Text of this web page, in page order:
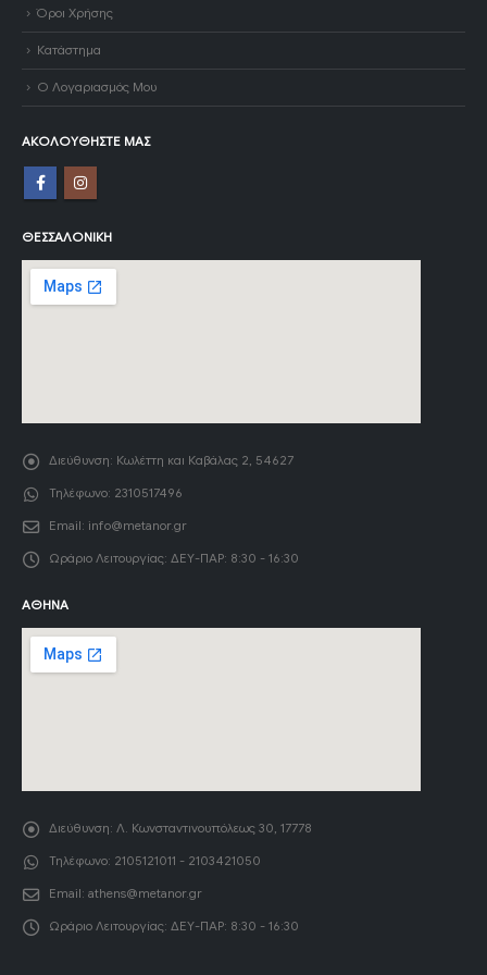
Όροι Χρήσης
Κατάστημα
Ο Λογαριασμός Μου
ΑΚΟΛΟΥΘΉΣΤΕ ΜΑΣ
ΘΕΣΣΑΛΟΝΊΚΗ
Διεύθυνση: Κωλέττη και Καβάλας 2, 54627
Τηλέφωνο: 2310517496
Email: info@metanor.gr
Ωράριο Λειτουργίας: ΔΕΥ-ΠΑΡ: 8:30 - 16:30
ΑΘΉΝΑ
Διεύθυνση: Λ. Κωνσταντινουπόλεως 30, 17778
Τηλέφωνο: 2105121011 - 2103421050
Email: athens@metanor.gr
Ωράριο Λειτουργίας: ΔΕΥ-ΠΑΡ: 8:30 - 16:30